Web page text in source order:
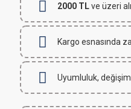
2000 TLve üzeri
Kargo esnasında
Uyumluluk,